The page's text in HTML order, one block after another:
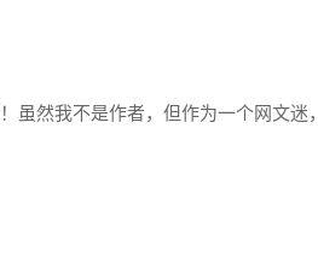
虽然我不是作者，但作为一个网文迷，